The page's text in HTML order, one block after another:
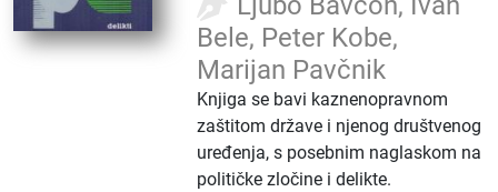
Bele, Peter Kobe,
Marijan Pavčnik
Knjiga se bavi kaznenopravnom
zaštitom države i njenog društvenog
uređenja, s posebnim naglaskom na
političke zločine i delikte.